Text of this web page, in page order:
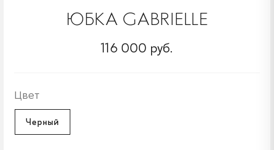
ЮБКА GABRIELLE
116 000 руб.
Цвет
Черный